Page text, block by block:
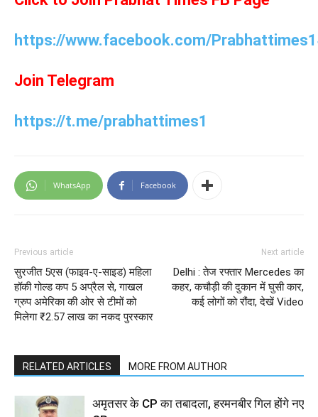
https://www.facebook.com/
Join Telegram
https://t.me/prabhattimes1
WhatsApp Facebook
Previous article
सुरजीत 5एस (फाइव-ए-साइड) महिला
हॉकी गोल्ड कप 5 अप्रैल से, गाखल
ग्रुप अमेरिका की ओर से टीमों को
मिलेगा ₹2.57 लाख का नकद पुरस्कार
Next article
Delhi : तेज रफ्तार Mercedes का
कहर, कचौड़ी की दुकान में घुसी कार,
कई लोगों को रौंदा, देखें Video
RELATED ARTICLES MORE FROM AUTHOR
अमृतसर के CP का तबादला, हरमनबीर गिल होंगे नए